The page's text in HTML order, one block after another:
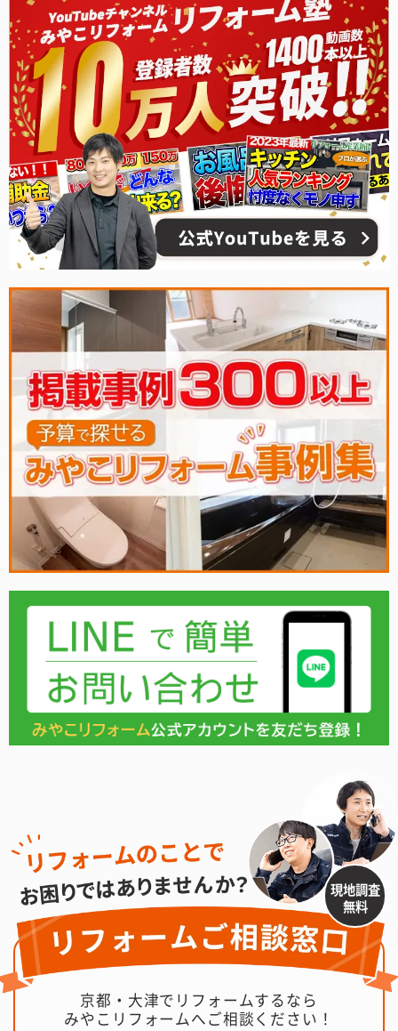
現地調査
無料
京都・大津でリフォームするなら
みやこリフォームへご相談ください！